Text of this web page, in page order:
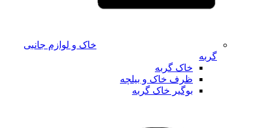
خاک و لوازم جانبی
گربه
خاک گربه
ظرف خاک و بیلچه
بوگیر خاک گربه